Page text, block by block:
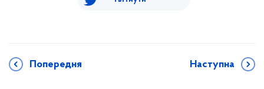
Попередня Наступна